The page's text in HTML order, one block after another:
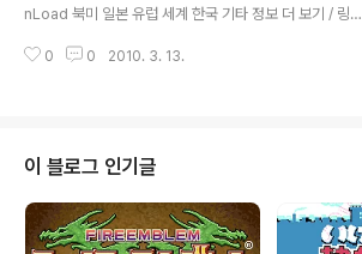
nLoad 북미 일본 유럽 세계 한국 기타 정보 더 보기 / 링크
C.I. - Special Criminal Investigation Sound Rips
0 0 2010. 3. 13.
이 블로그 인기글